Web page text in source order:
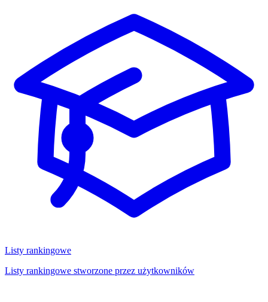
Listy rankingowe
Listy rankingowe stworzone przez użytkowników